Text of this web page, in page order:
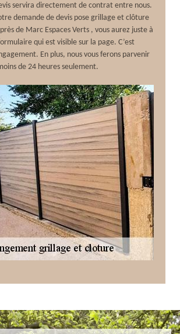
servira directement de contrat entre nous.
demande de devis pose grillage et clôture
de Marc Espaces Verts , vous aurez juste à
qui est visible sur la page. C’est
En plus, nous vous ferons parvenir
de 24 heures seulement.